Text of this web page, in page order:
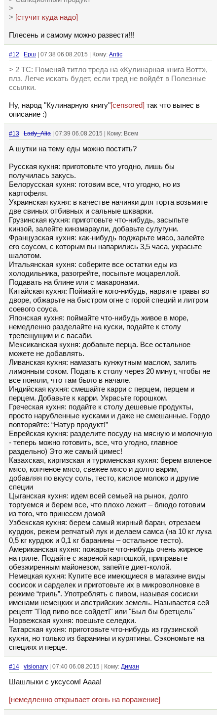
>
> [стучит куда надо]
Плесень и самому можно развести!!!
#12 Ерш | 07:38 06.08.2015 | Кому: Antic
> 2 ТС: Поменяй титло треда на «Кулинарная книга Вотт»,
плз. Легче искать будет, если тред не войдёт в Полезные
ссылки.
Ну, народ "Кулинарную книгу"[censored] так что вынес в
описание :)
#13 Lady_Alia | 07:39 06.08.2015 | Кому: Всем
А шутки на тему еды можно постить?
Русская кухня: приготовьте что угодно, лишь бы
получилась закусь.
Белорусская кухня: готовим все, что угодно, но из
картофеля.
Украинская кухня: в качестве начинки для торта возьмите
две свиных отбивных и сальные шкварки.
Грузинская кухня: приготовьте что-нибудь, засыпьте
кинзой, залейте кинзмараули, добавьте сулугуни.
Французская кухня: как-нибудь поджарьте мясо, залейте
его соусом, с которым вы напарились 3,5 часа, украсьте
шалотом.
Итальянская кухня: соберите все остатки еды из
холодильника, разогрейте, посыпьте моцареллой.
Подавать на блине или с макаронами.
Китайская кухня: Поймайте кого-нибудь, нарвите травы во
дворе, обжарьте на быстром огне с горой специй и литром
соевого соуса.
Японская кухня: поймайте что-нибудь живое в море,
немедленно разделайте на куски, подайте к столу
трепещущим и с васаби.
Мексиканская кухня: добавьте перца. Все остальное
можете не добавлять.
Ливанская кухня: намазать кунжутным маслом, залить
лимонным соком. Подать к столу через 20 минут, чтобы не
все поняли, что там было в начале.
Индийская кухня: смешайте карри с перцем, перцем и
перцем. Добавьте к карри. Украсьте горошком.
Греческая кухня: подайте к столу дешевые продукты,
просто нарубленные кусками и даже не смешанные. Гордо
повторяйте: “Натур продукт!”
Еврейская кухня: разделите посуду на мясную и молочную
- теперь можно готовить, все, что угодно, главное
раздельно) Это же самый цимес!
Казахская, киргизская и туркменская кухня: берем вяленое
мясо, копченое мясо, свежее мясо и долго варим,
добавляя по вкусу соль, тесто, кислое молоко и другие
специи
Цыганская кухня: идем всей семьей на рынок, долго
торгуемся и берем все, что плохо лежит – блюдо готовим
из того, что принесем домой
Узбекская кухня: берем самый жирный баран, отрезаем
курдюк, режем репчатый лук и делаем самса (на 10 кг лука
0,5 кг курдюк и 0,1 кг баранины – остальное тесто).
Американская кухня: пожарьте что-нибудь очень жирное
на гриле. Подайте с жареной картошкой, приправьте
обезжиренным майонезом, запейте диет-колой.
Немецкая кухня: Купите все имеющиеся в магазине виды
сосисок и сарделек и приготовьте их в микроволновке в
режиме “гриль”. Употреблять с пивом, называя сосиски
именами немецких и австрийских земель. Называется сей
рецепт "Под пиво все сойдет!" или "Был бы бретцель"
Норвежская кухня: поешьте селедки.
Татарская кухня: приготовьте что-нибудь из грузинской
кухни, но только из баранины и курятины. Сэкономьте на
специях и перце.
#14 visionary | 07:40 06.08.2015 | Кому: Диман
Шашлыки с уксусом! Аааа!
[немедленно открывает огонь на поражение]